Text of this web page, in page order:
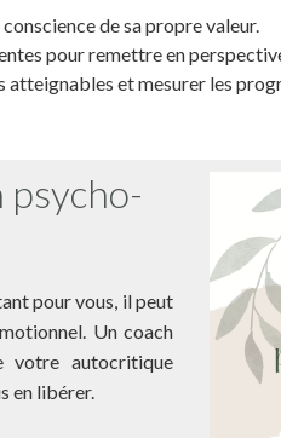
de sa propre valeur.
pour remettre en
atteignables et mesurer les
psycho-
pour vous, il peut
Un coach
votre autocritique
en libérer.